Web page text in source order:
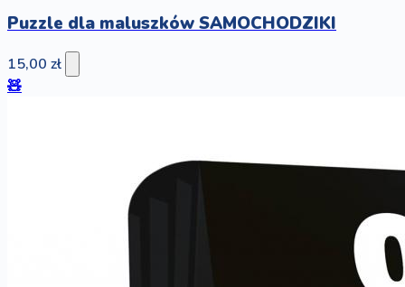
Puzzle dla maluszków SAMOCHODZIKI
15,00 zł
🧸